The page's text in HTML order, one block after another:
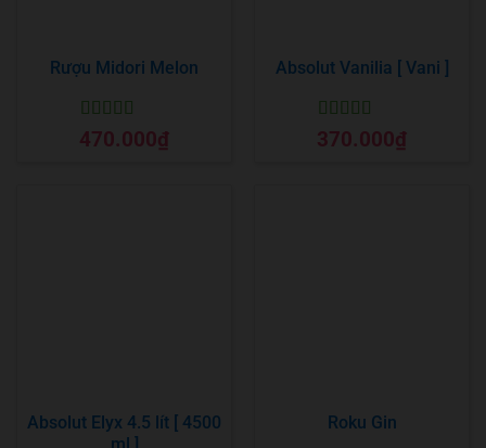
Rượu Midori Melon
Được xếp
hạng55 sao
470.000₫
Absolut Vanilia [ Vani ]
Được xếp
hạng55 sao
370.000₫
Absolut Elyx 4.5 lít [ 4500
Roku Gin